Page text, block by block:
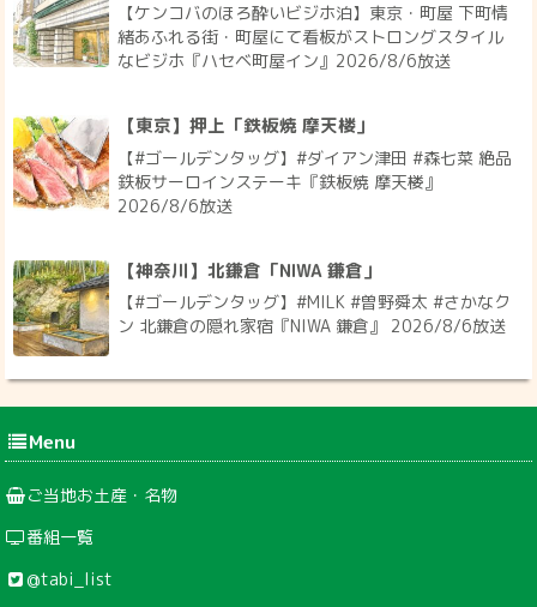
【ケンコバのほろ酔いビジホ泊】東京・町屋 下町情
緒あふれる街・町屋にて看板がストロングスタイル
なビジホ『ハセベ町屋イン』2026/8/6放送
【東京】押上「鉄板焼 摩天楼」
【#ゴールデンタッグ】#ダイアン津田 #森七菜 絶品
鉄板サーロインステーキ『鉄板焼 摩天楼』
2026/8/6放送
【神奈川】北鎌倉「NIWA 鎌倉」
【#ゴールデンタッグ】#MILK #曽野舜太 #さかなク
ン 北鎌倉の隠れ家宿『NIWA 鎌倉』 2026/8/6放送
Menu
ご当地お土産・名物
番組一覧
@tabi_list